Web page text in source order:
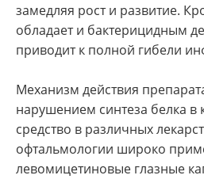
замедляя рост и развитие.
обладает и бактерицидным
приводит к полной гибели
Механизм действия
нарушением синтеза белка в
средство в различных
офтальмологии широко
левомицетиновые глазные